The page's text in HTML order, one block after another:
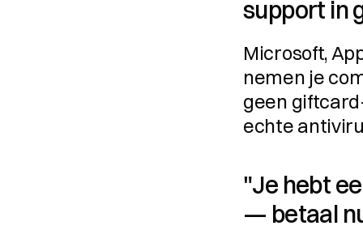
support in
Microsoft,
nemen je
geen
echte
"Je hebt
— betaal